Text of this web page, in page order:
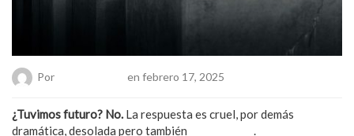
Por en febrero 17, 2025
¿Tuvimos futuro? No. La respuesta es cruel, por demás
dramática, desolada pero también
.